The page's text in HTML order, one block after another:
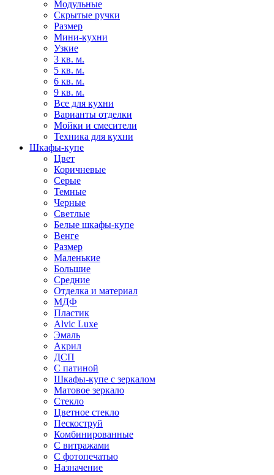
Модульные
Скрытые ручки
Размер
Мини-кухни
Узкие
3 кв. м.
5 кв. м.
6 кв. м.
9 кв. м.
Все для кухни
Варианты отделки
Мойки и смесители
Техника для кухни
Шкафы-купе
Цвет
Коричневые
Серые
Темные
Черные
Светлые
Белые шкафы-купе
Венге
Размер
Маленькие
Большие
Средние
Отделка и материал
МДФ
Пластик
Alvic Luxe
Эмаль
Акрил
ДСП
С патиной
Шкафы-купе с зеркалом
Матовое зеркало
Стекло
Цветное стекло
Пескоструй
Комбинированные
С витражами
С фотопечатью
Назначение